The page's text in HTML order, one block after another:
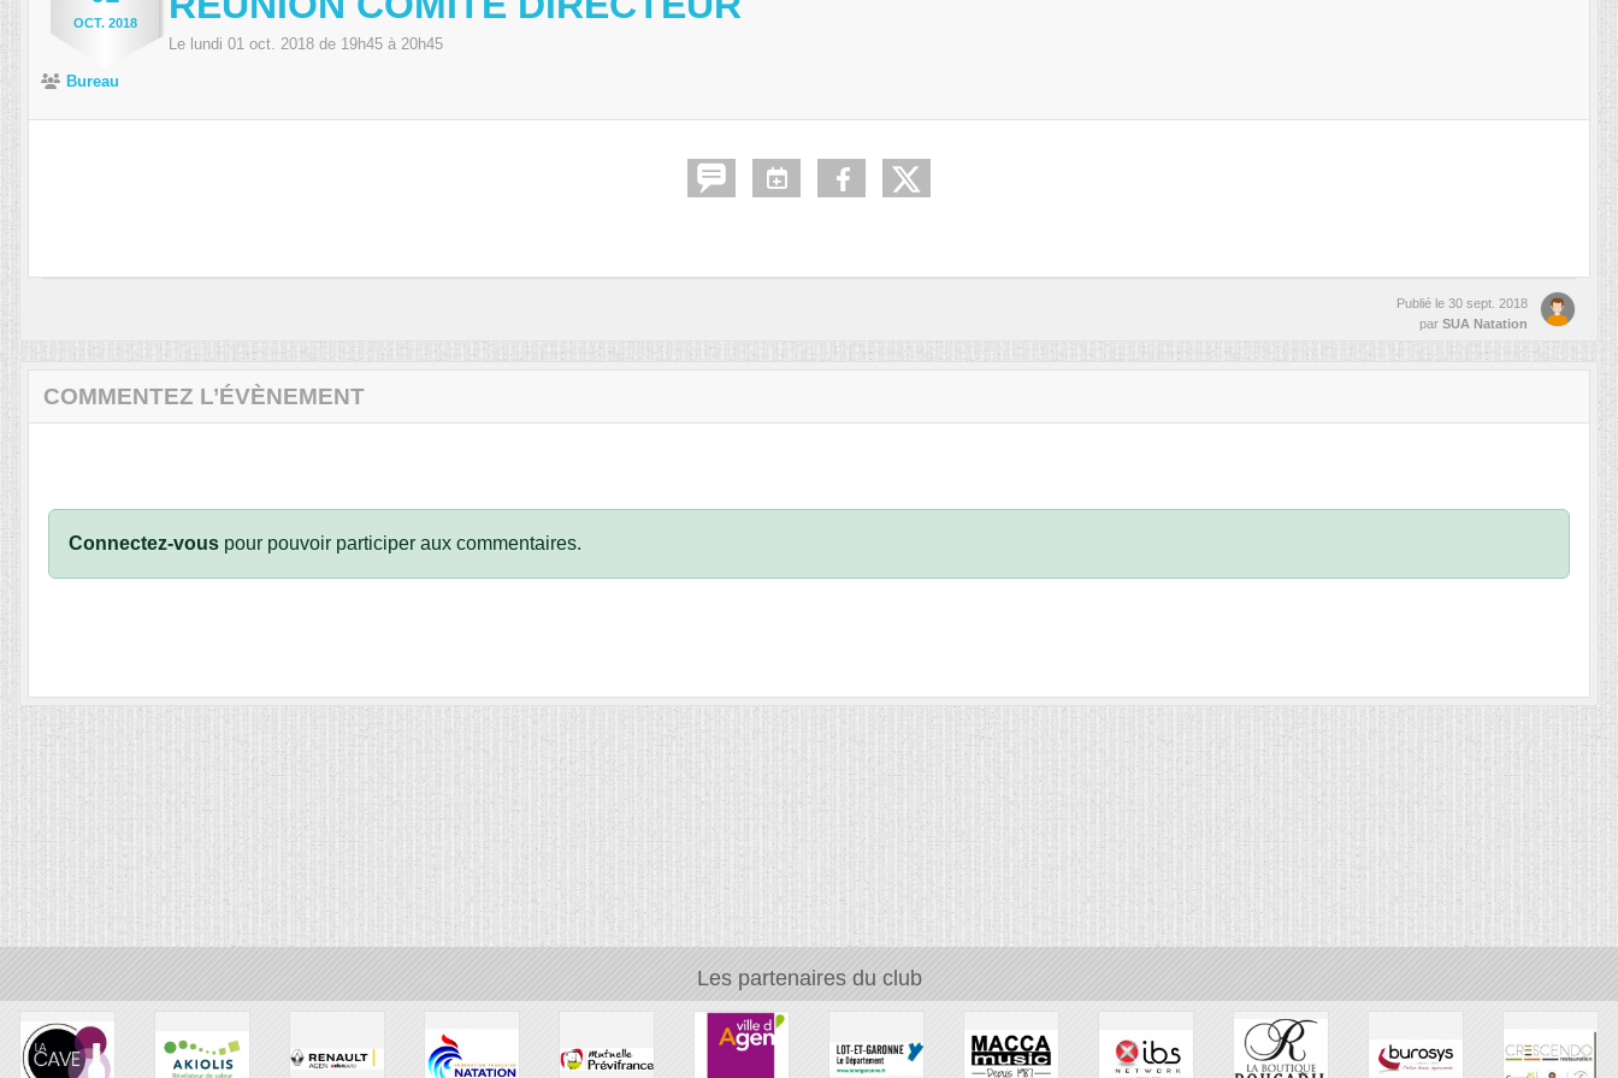
OCT. 2018
Le lundi 01 oct. 2018 de 19h45 à 20h45
Bureau
Publié le 30 sept. 2018
par SUA Natation
COMMENTEZ L’ÉVÈNEMENT
Connectez-vous pour pouvoir participer aux commentaires.
Les partenaires du club